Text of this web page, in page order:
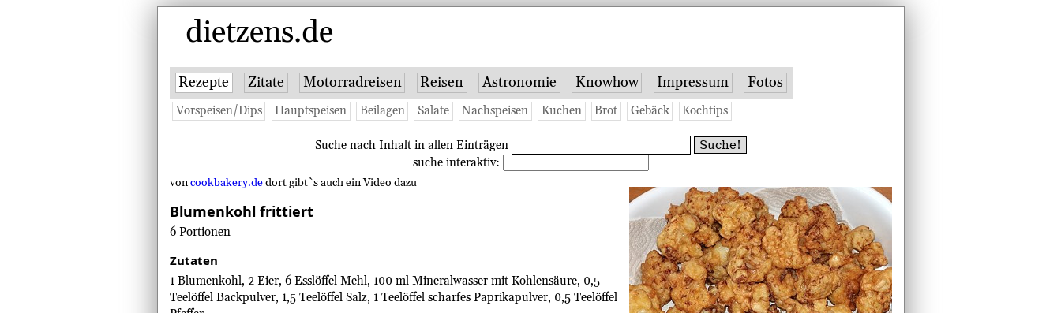
dietzens.de
Rezepte Zitate Motorradreisen Reisen Astronomie Knowhow Impressum Fotos
Vorspeisen/Dips Hauptspeisen Beilagen Salate Nachspeisen Kuchen Brot Gebäck Kochtips
Suche nach Inhalt in allen Einträgen
suche interaktiv:
voncookbakery.dedort gibt`s auch ein Video dazu
Blumenkohl frittiert
6 Portionen
Zutaten
1 Blumenkohl, 2 Eier, 6 Esslöffel Mehl, 100 ml Mineralwasser mit Kohlensäure, 0,5
Teelöffel Backpulver, 1,5 Teelöffel Salz, 1 Teelöffel scharfes Paprikapulver, 0,5 Teelöffel